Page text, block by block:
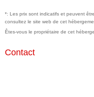
*: Les prix sont indicatifs et peuvent
consultez le site web de cet
Êtes-vous le propriétaire de cet
Contact